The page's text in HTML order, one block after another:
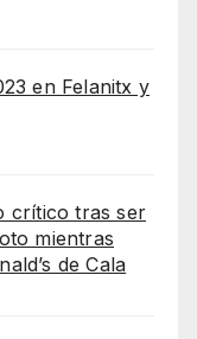
en Felanitx y
crítico tras ser
mientras
de Cala